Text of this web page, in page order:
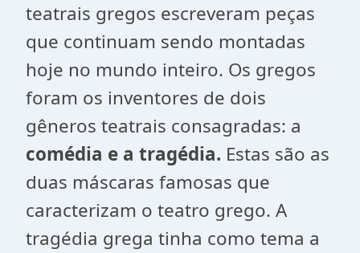
teatrais gregos escreveram peças
que continuam sendo montadas
hoje no mundo inteiro. Os gregos
foram os inventores de dois
gêneros teatrais consagradas: a
comédia e a tragédia. Estas são as
duas máscaras famosas que
caracterizam o teatro grego. A
tragédia grega tinha como tema a